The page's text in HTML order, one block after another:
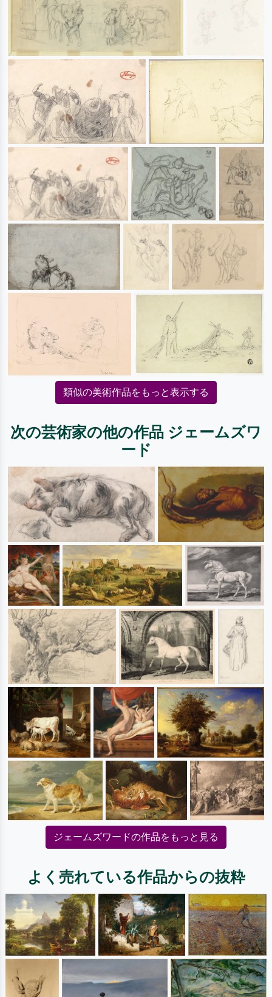
類似の美術作品をもっと表示する
次の芸術家の他の作品 ジェームズワ
ード
ジェームズワードの作品をもっと見る
よく売れている作品からの抜粋